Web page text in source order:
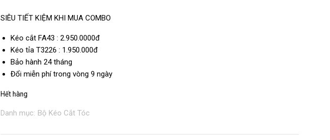
SIÊU TIẾT KIỆM KHI MUA COMBO
Kéo cắt FA43 : 2.950.0000đ
Kéo tỉa T3226 : 1.950.000đ
Bảo hành 24 tháng
Đổi miễn phí trong vòng 9 ngày
Hết hàng
Danh mục: Bộ Kéo Cắt Tóc